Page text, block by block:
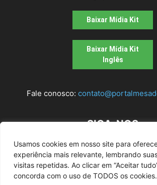
Usamos cookies em nosso site para
experiência mais relevante, lembrando
visitas repetidas. Ao clicar em “Aceitar
concorda com o uso de TODOS os cookies.
Baixar Mídia Kit
Baixar Mídia Kit
Inglês
Fale conosco:
SIGA-NOS